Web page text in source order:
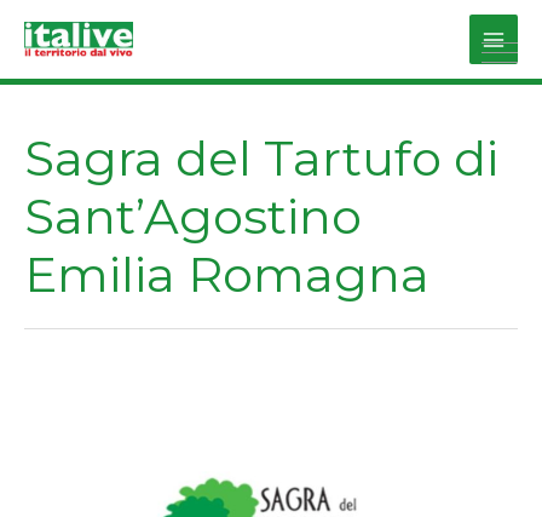
Main
Sagra del Tartufo di
Sant’Agostino
Emilia Romagna